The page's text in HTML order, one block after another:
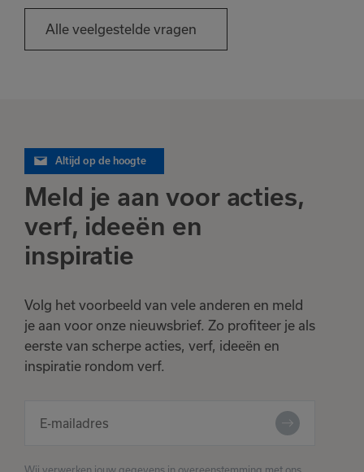
Alle veelgestelde vragen
Altijd op de hoogte
Meld je aan voor acties,
verf, ideeën en
inspiratie
Volg het voorbeeld van vele anderen en meld
je aan voor onze nieuwsbrief. Zo profiteer je als
eerste van scherpe acties, verf, ideeën en
inspiratie rondom verf.
Wij verwerken jouw gegevens in overeenstemming met ons